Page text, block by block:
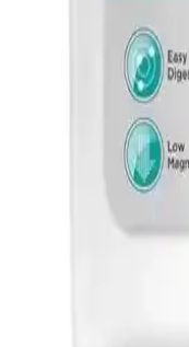
için tavuk odaklı, 1 kg
ve enerji dengesi sunar;
hamile/emziren kedilere
Felicia Somonlu
Seti: Böbrek ve
Felicia Somonlu Yetişkin
böbrek ve üriner sağlığı
sindirilebilirlik ve çoklu
Omega-6 yağları deri-tüy
kolay ve tüy